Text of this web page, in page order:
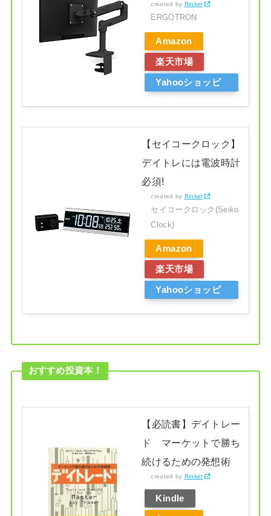
created by Rinker
ERGOTRON
Amazon
楽天市場
Yahooショッピ
【セイコークロック】
デイトレには電波時計
必須!
created by Rinker
セイコークロック(Seiko
Clock)
Amazon
楽天市場
Yahooショッピ
おすすめ投資本！
【必読書】デイトレー
ド マーケットで勝ち
続けるための発想術
created by Rinker
Kindle